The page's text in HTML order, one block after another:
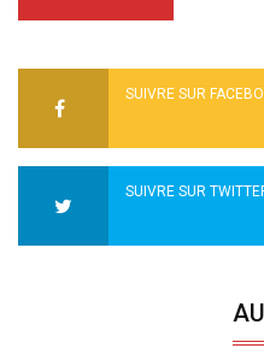
SUIVRE SUR
SUIVRE SUR